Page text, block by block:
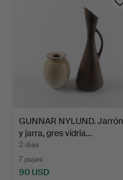
GUNNAR NYLUND. Jarrón
y jarra, gres vidria…
2 días
7 pujas
90 USD